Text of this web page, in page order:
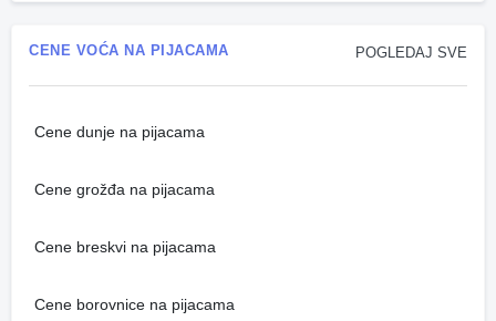
POGLEDAJ SVE
CENE VOĆA NA PIJACAMA
Cene dunje na pijacama
Cene grožđa na pijacama
Cene breskvi na pijacama
Cene borovnice na pijacama